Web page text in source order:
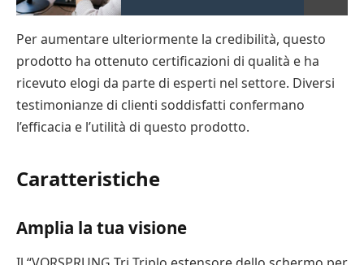
Per aumentare ulteriormente la credibilità, questo
prodotto ha ottenuto certificazioni di qualità e ha
ricevuto elogi da parte di esperti nel settore. Diversi
testimonianze di clienti soddisfatti confermano
l’efficacia e l’utilità di questo prodotto.
Caratteristiche
Amplia la tua visione